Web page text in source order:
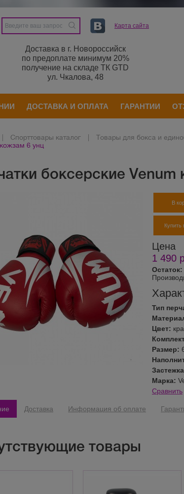
Карта сайта
Доставка в г. Новороссийск
по предоплате минимум 20%
получение на складе ТК GTD
ул. Чкалова, 48
ДОСТАВКА И ОПЛАТА ГАРАНТИИ
Спорттовары каталог Товары для бокса и
6 унц
боксерские
Остаток:
Тип
Цвет:
Размер:
Марка:
Цена
1 490
В
Купить
Сравнить
Доставка Информация об оплате
товары